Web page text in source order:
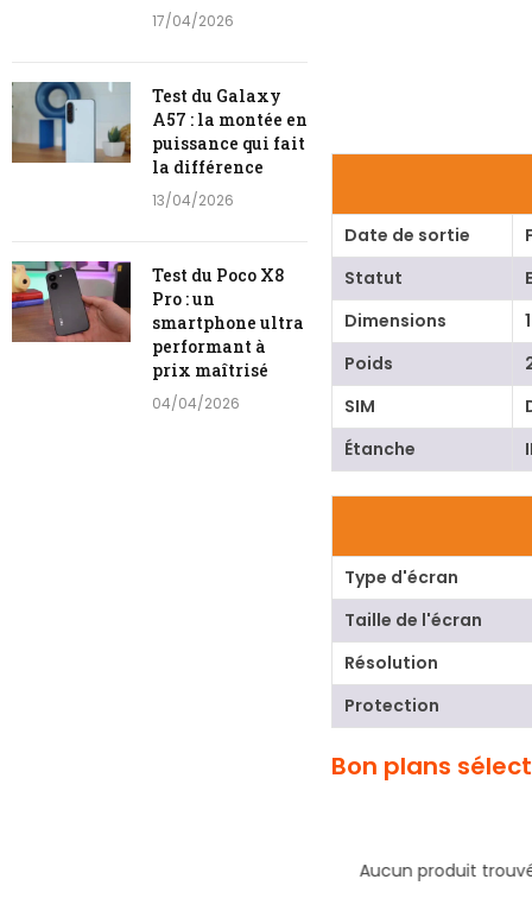
17/04/2026
Test du Galaxy
A57 : la montée en
puissance qui fait
la différence
13/04/2026
Test du Poco X8
Pro : un
smartphone ultra
performant à
prix maîtrisé
04/04/2026
Date de sortie
Statut
Dimensions
Poids
SIM
Étanche
Type d'écran
Taille de l'écran
Résolution
Protection
Bon plans
Aucun produit